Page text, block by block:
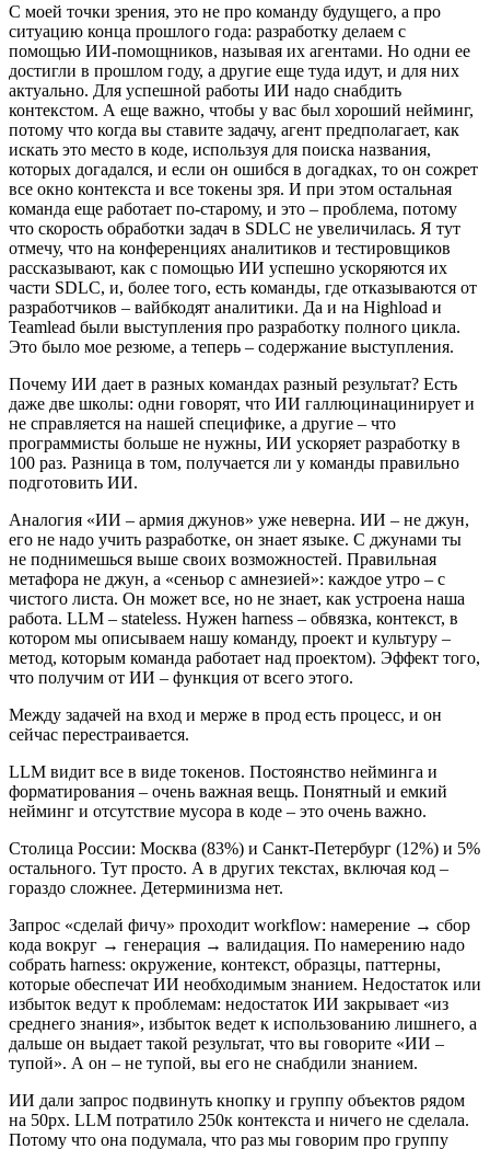
С моей точки зрения, это не про команду будущего, а про
ситуацию конца прошлого года: разработку делаем с
помощью ИИ-помощников, называя их агентами. Но одни ее
достигли в прошлом году, а другие еще туда идут, и для них
актуально. Для успешной работы ИИ надо снабдить
контекстом. А еще важно, чтобы у вас был хороший нейминг,
потому что когда вы ставите задачу, агент предполагает, как
искать это место в коде, используя для поиска названия,
которых догадался, и если он ошибся в догадках, то он сожрет
все окно контекста и все токены зря. И при этом остальная
команда еще работает по-старому, и это – проблема, потому
что скорость обработки задач в SDLC не увеличилась. Я тут
отмечу, что на конференциях аналитиков и тестировщиков
рассказывают, как с помощью ИИ успешно ускоряются их
части SDLC, и, более того, есть команды, где отказываются от
разработчиков – вайбкодят аналитики. Да и на Highload и
Teamlead были выступления про разработку полного цикла.
Это было мое резюме, а теперь – содержание выступления.
Почему ИИ дает в разных командах разный результат? Есть
даже две школы: одни говорят, что ИИ галлюцинацинирует и
не справляется на нашей специфике, а другие – что
программисты больше не нужны, ИИ ускоряет разработку в
100 раз. Разница в том, получается ли у команды правильно
подготовить ИИ.
Аналогия «ИИ – армия джунов» уже неверна. ИИ – не джун,
его не надо учить разработке, он знает языке. С джунами ты
не поднимешься выше своих возможностей. Правильная
метафора не джун, а «сеньор с амнезией»: каждое утро – с
чистого листа. Он может все, но не знает, как устроена наша
работа. LLM – stateless. Нужен harness – обвязка, контекст, в
котором мы описываем нашу команду, проект и культуру –
метод, которым команда работает над проектом). Эффект того,
что получим от ИИ – функция от всего этого.
Между задачей на вход и мерже в прод есть процесс, и он
сейчас перестраивается.
LLM видит все в виде токенов. Постоянство нейминга и
форматирования – очень важная вещь. Понятный и емкий
нейминг и отсутствие мусора в коде – это очень важно.
Столица России: Москва (83%) и Санкт-Петербург (12%) и 5%
остального. Тут просто. А в других текстах, включая код –
гораздо сложнее. Детерминизма нет.
Запрос «сделай фичу» проходит workflow: намерение → сбор
кода вокруг → генерация → валидация. По намерению надо
собрать harness: окружение, контекст, образцы, паттерны,
которые обеспечат ИИ необходимым знанием. Недостаток или
избыток ведут к проблемам: недостаток ИИ закрывает «из
среднего знания», избыток ведет к использованию лишнего, а
дальше он выдает такой результат, что вы говорите «ИИ –
тупой». А он – не тупой, вы его не снабдили знанием.
ИИ дали запрос подвинуть кнопку и группу объектов рядом
на 50px. LLM потратило 250к контекста и ничего не сделала.
Потому что она подумала, что раз мы говорим про группу